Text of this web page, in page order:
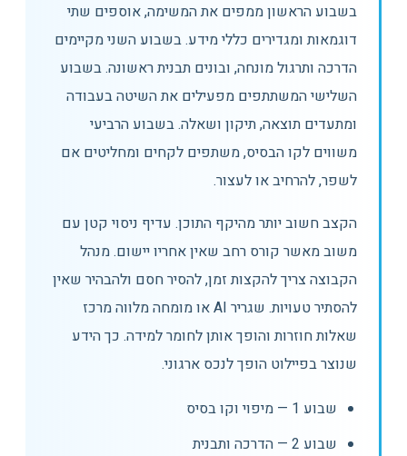
בשבוע הראשון ממפים את המשימה, אוספים שתי
דוגמאות ומגדירים כללי מידע. בשבוע השני מקיימים
הדרכה ותרגול מונחה, ובונים תבנית ראשונה. בשבוע
השלישי המשתתפים מפעילים את השיטה בעבודה
ומתעדים תוצאה, תיקון ושאלה. בשבוע הרביעי
משווים לקו הבסיס, משתפים לקחים ומחליטים אם
לשפר, להרחיב או לעצור.
הקצב חשוב יותר מהיקף התוכן. עדיף ניסוי קטן עם
משוב מאשר קורס רחב שאין אחריו יישום. מנהל
הקבוצה צריך להקצות זמן, להסיר חסם ולהבהיר שאין
להסתיר טעויות. שגריר AI או מומחה מלווה מרכז
שאלות חוזרות והופך אותן לחומר למידה. כך הידע
שנוצר בפיילוט הופך לנכס ארגוני.
שבוע 1 — מיפוי וקו בסיס
שבוע 2 — הדרכה ותבנית